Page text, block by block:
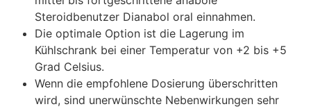
Steroidbenutzer Dianabol oral einnahmen.
Die optimale Option ist die Lagerung im
Kühlschrank bei einer Temperatur von +2 bis +5
Grad Celsius.
Wenn die empfohlene Dosierung überschritten
wird, sind unerwünschte Nebenwirkungen sehr